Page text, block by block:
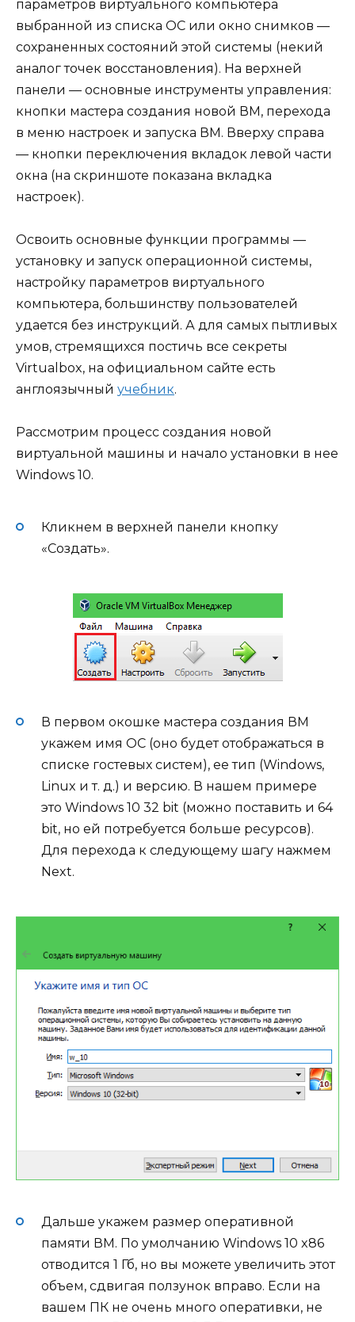
параметров виртуального компьютера
выбранной из списка ОС или окно снимков —
сохраненных состояний этой системы (некий
аналог точек восстановления). На верхней
панели — основные инструменты управления:
кнопки мастера создания новой ВМ, перехода
в меню настроек и запуска ВМ. Вверху справа
— кнопки переключения вкладок левой части
окна (на скриншоте показана вкладка
настроек).
Освоить основные функции программы —
установку и запуск операционной системы,
настройку параметров виртуального
компьютера, большинству пользователей
удается без инструкций. А для самых пытливых
умов, стремящихся постичь все секреты
Virtualbox, на официальном сайте есть
англоязычный учебник.
Рассмотрим процесс создания новой
виртуальной машины и начало установки в нее
Windows 10.
Кликнем в верхней панели кнопку
«Создать».
В первом окошке мастера создания ВМ
укажем имя ОС (оно будет отображаться в
списке гостевых систем), ее тип (Windows,
Linux и т. д.) и версию. В нашем примере
это Windows 10 32 bit (можно поставить и 64
bit, но ей потребуется больше ресурсов).
Для перехода к следующему шагу нажмем
Next.
Дальше укажем размер оперативной
памяти ВМ. По умолчанию Windows 10 x86
отводится 1 Гб, но вы можете увеличить этот
объем, сдвигая ползунок вправо. Если на
вашем ПК не очень много оперативки, не